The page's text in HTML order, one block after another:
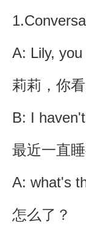
A: Lily,
莉莉，你
B: I
最近一直
A: what's
怎么了？